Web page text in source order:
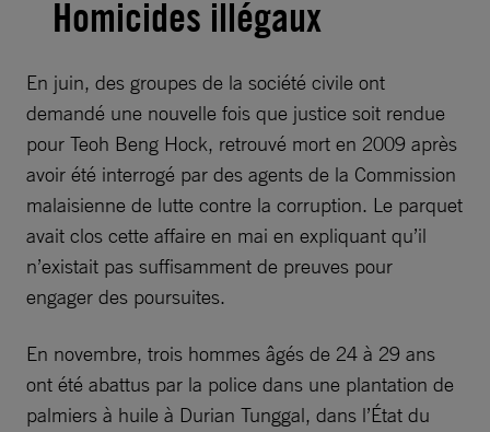
Homicides illégaux
En juin, des groupes de la société civile ont
demandé une nouvelle fois que justice soit rendue
pour Teoh Beng Hock, retrouvé mort en 2009 après
avoir été interrogé par des agents de la Commission
malaisienne de lutte contre la corruption. Le parquet
avait clos cette affaire en mai en expliquant qu’il
n’existait pas suffisamment de preuves pour
engager des poursuites.
En novembre, trois hommes âgés de 24 à 29 ans
ont été abattus par la police dans une plantation de
palmiers à huile à Durian Tunggal, dans l’État du